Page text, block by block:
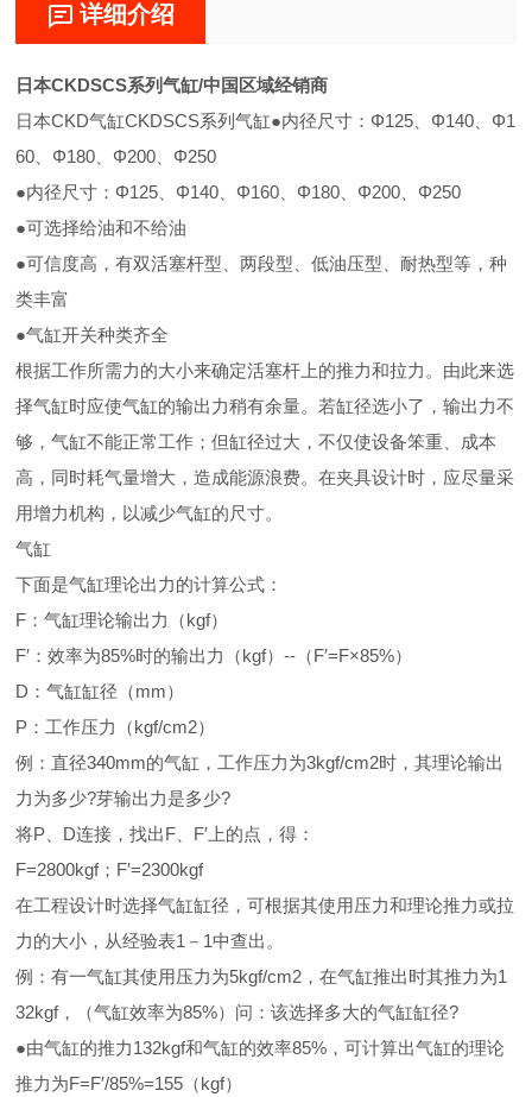
详细介绍
日本CKDSCS系列气缸/中国区域经销商
日本CKD气缸CKDSCS系列气缸●内径尺寸：Φ125、Φ140、Φ1
60、Φ180、Φ200、Φ250
●内径尺寸：Φ125、Φ140、Φ160、Φ180、Φ200、Φ250
●可选择给油和不给油
●可信度高，有双活塞杆型、两段型、低油压型、耐热型等，种
类丰富
●气缸开关种类齐全
根据工作所需力的大小来确定活塞杆上的推力和拉力。由此来选
择气缸时应使气缸的输出力稍有余量。若缸径选小了，输出力不
够，气缸不能正常工作；但缸径过大，不仅使设备笨重、成本
高，同时耗气量增大，造成能源浪费。在夹具设计时，应尽量采
用增力机构，以减少气缸的尺寸。
气缸
下面是气缸理论出力的计算公式：
F：气缸理论输出力（kgf）
F′：效率为85%时的输出力（kgf）--（F′=F×85%）
D：气缸缸径（mm）
P：工作压力（kgf/cm2）
例：直径340mm的气缸，工作压力为3kgf/cm2时，其理论输出
力为多少?芽输出力是多少?
将P、D连接，找出F、F′上的点，得：
F=2800kgf；F′=2300kgf
在工程设计时选择气缸缸径，可根据其使用压力和理论推力或拉
力的大小，从经验表1－1中查出。
例：有一气缸其使用压力为5kgf/cm2，在气缸推出时其推力为1
32kgf，（气缸效率为85%）问：该选择多大的气缸缸径?
●由气缸的推力132kgf和气缸的效率85%，可计算出气缸的理论
推力为F=F′/85%=155（kgf）